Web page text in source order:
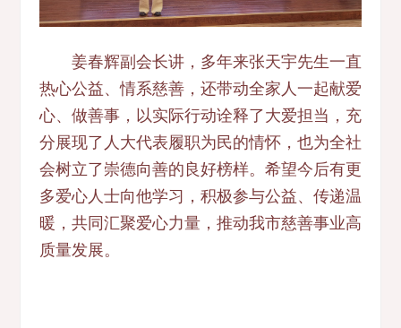
姜春辉副会长讲，多年来张天宇先生一直
热心公益、情系慈善，还带动全家人一起献爱
心、做善事，以实际行动诠释了大爱担当，充
分展现了人大代表履职为民的情怀，也为全社
会树立了崇德向善的良好榜样。希望今后有更
多爱心人士向他学习，积极参与公益、传递温
暖，共同汇聚爱心力量，推动我市慈善事业高
质量发展。